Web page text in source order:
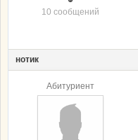
10 сообщений
нотик
Абитуриент